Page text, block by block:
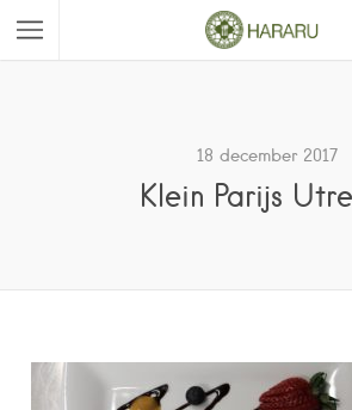
18 december 2017
Klein Parijs